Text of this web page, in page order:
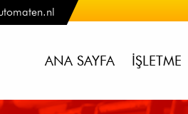
ANA SAYFA İŞLETME